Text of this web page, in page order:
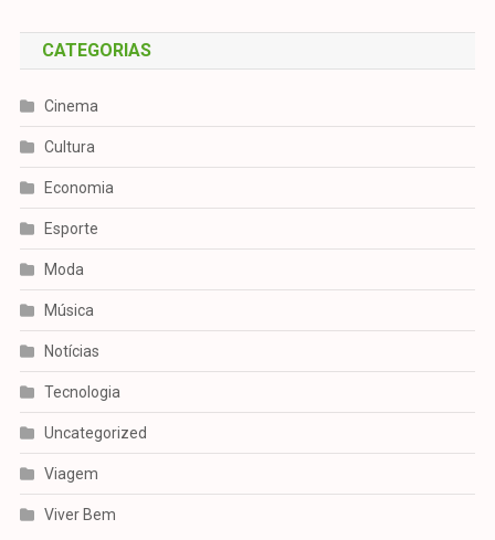
CATEGORIAS
Cinema
Cultura
Economia
Esporte
Moda
Música
Notícias
Tecnologia
Uncategorized
Viagem
Viver Bem